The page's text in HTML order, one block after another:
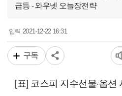
급등 - 와우넷 오늘장전략
입력2021-12-22 16:31
구독
[표] 코스피 지수선물·옵션